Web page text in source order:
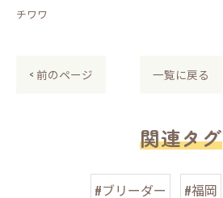
チワワ
< 前のページ 一覧に戻る
関連タグ
#ブリーダー #福岡